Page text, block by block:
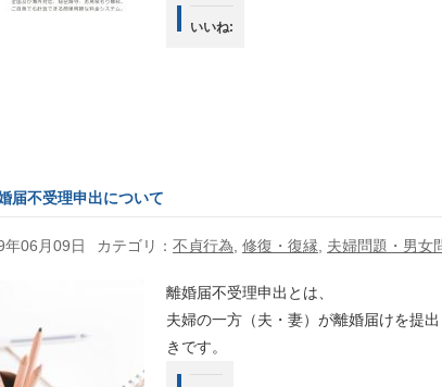
いいね:
届不受理申出について
年06月09日 カテゴリ： 不貞行為 修復・復縁 夫婦問題・男女
離婚届不受理申出とは、
夫婦の一方（夫・妻）が離婚届けを提
きです。